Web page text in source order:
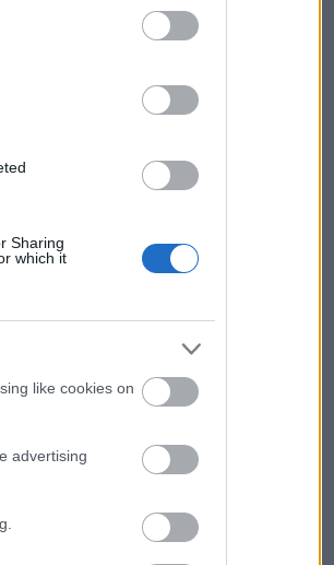
Sharing
which it
like cookies on
advertising